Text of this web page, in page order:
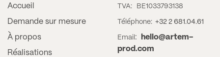
Accueil
Demande sur mesure
À propos
Réalisations
TVA: BE1033793138
Téléphone: +32 2 681.04.61
Email :
hello@artem-
prod.com